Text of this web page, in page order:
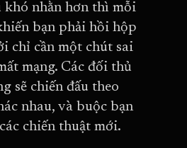
khó nhằn hơn thì mỗi
bạn phải hồi hộp
chỉ cần một chút sai
mạng. Các đối thủ
sẽ chiến đấu theo
nhau, và buộc bạn
chiến thuật mới.